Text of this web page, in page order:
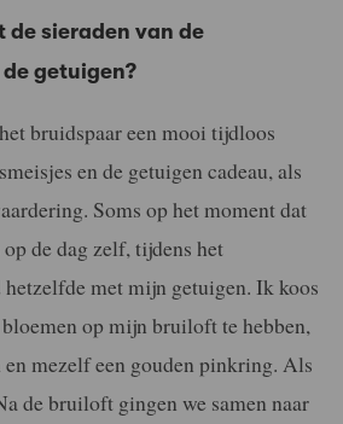
de sieraden van de
getuigen?
bruidspaar een mooi tijdloos
en de getuigen cadeau, als
Soms op het moment dat
de dag zelf, tijdens het
met mijn getuigen. Ik koos
op mijn bruiloft te hebben,
en mezelf een gouden pinkring. Als
de bruiloft gingen we samen naar